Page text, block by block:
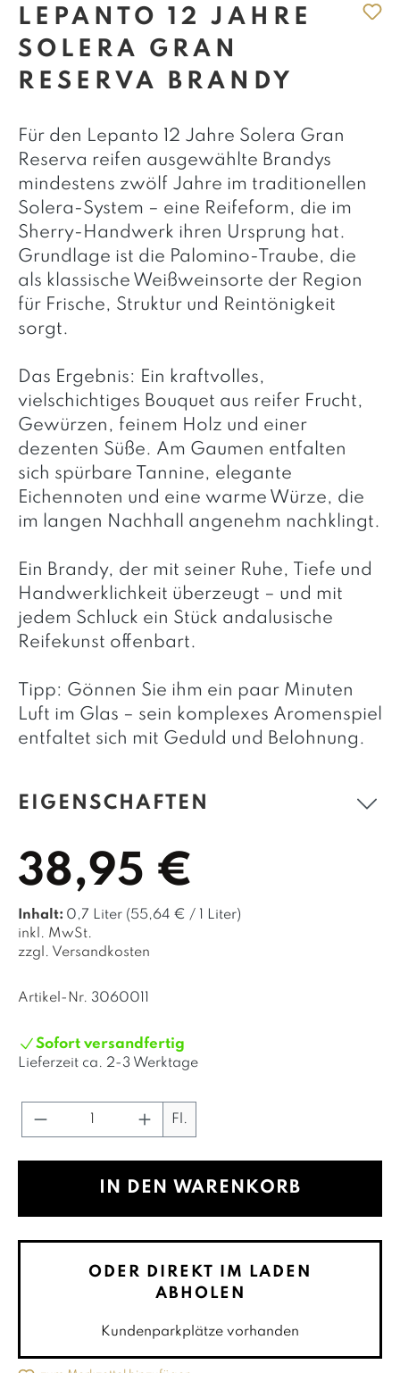
LEPANTO 12 JAHRE
SOLERA GRAN
RESERVA BRANDY
Für den Lepanto 12 Jahre Solera Gran
Reserva reifen ausgewählte Brandys
mindestens zwölf Jahre im traditionellen
Solera-System – eine Reifeform, die im
Sherry-Handwerk ihren Ursprung hat.
Grundlage ist die Palomino-Traube, die
als klassische Weißweinsorte der Region
für Frische, Struktur und Reintönigkeit
sorgt.
Das Ergebnis: Ein kraftvolles,
vielschichtiges Bouquet aus reifer Frucht,
Gewürzen, feinem Holz und einer
dezenten Süße. Am Gaumen entfalten
sich spürbare Tannine, elegante
Eichennoten und eine warme Würze, die
im langen Nachhall angenehm nachklingt.
Ein Brandy, der mit seiner Ruhe, Tiefe und
Handwerklichkeit überzeugt – und mit
jedem Schluck ein Stück andalusische
Reifekunst offenbart.
Tipp: Gönnen Sie ihm ein paar Minuten
Luft im Glas – sein komplexes Aromenspiel
entfaltet sich mit Geduld und Belohnung.
EIGENSCHAFTEN
38,95 €
Inhalt: 0,7 Liter (55,64 € / 1 Liter)
inkl. MwSt.
zzgl. Versandkosten
Artikel-Nr. 3060011
Sofort versandfertig
Lieferzeit ca. 2-3 Werktage
Produkt Anzahl: Gib den
Fl.
IN DEN WARENKORB
ODER DIREKT IM LADEN
ABHOLEN
Kundenparkplätze vorhanden